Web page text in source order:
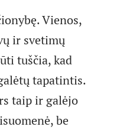
Vienos,
ir svetimų
tuščia, kad
tapatintis.
taip ir galėjo
be